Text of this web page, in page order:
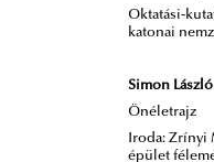
Oktatási-
katonai
Simon
Önéletrajz
Iroda: Zrínyi
épület